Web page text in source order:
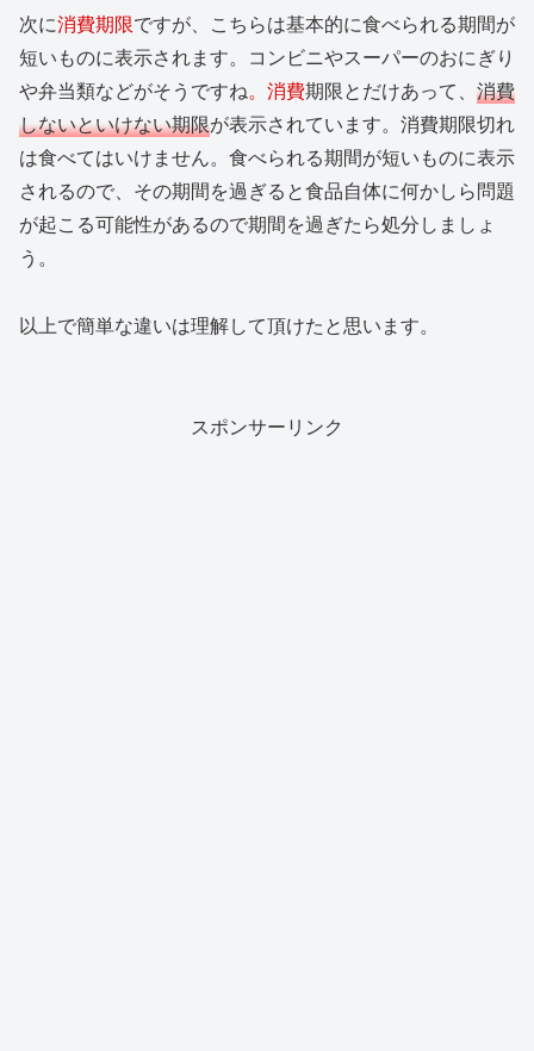
次に消費期限ですが、こちらは基本的に食べられる期間が
短いものに表示されます。コンビニやスーパーのおにぎり
や弁当類などがそうですね。消費期限とだけあって、 消費
しないといけない期限が表示されています。消費期限切れ
は食べてはいけません。食べられる期間が短いものに表示
されるので、その期間を過ぎると食品自体に何かしら問題
が起こる可能性があるので期間を過ぎたら処分しましょ
う。
以上で簡単な違いは理解して頂けたと思います。
スポンサーリンク